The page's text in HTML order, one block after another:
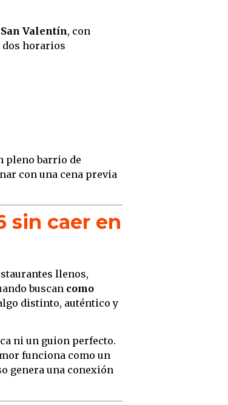
Valentín, con
dos horarios
pleno barrio de
con una cena previa
sin caer en
llenos,
buscan como
distinto, auténtico y
ni un guion perfecto.
funciona como un
genera una conexión